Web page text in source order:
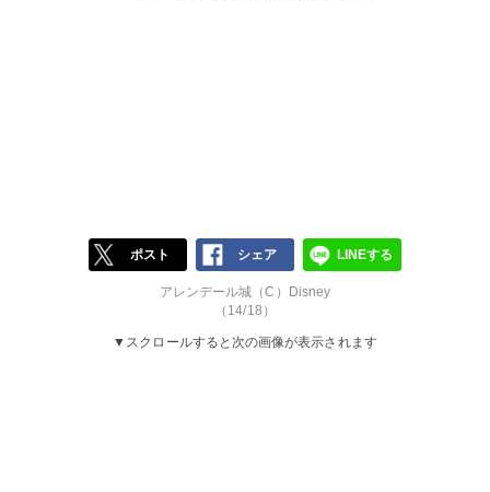
ポスト シェア LINEする
アレンデール城（C）Disney
（14/18）
▼スクロールすると次の画像が表示されます